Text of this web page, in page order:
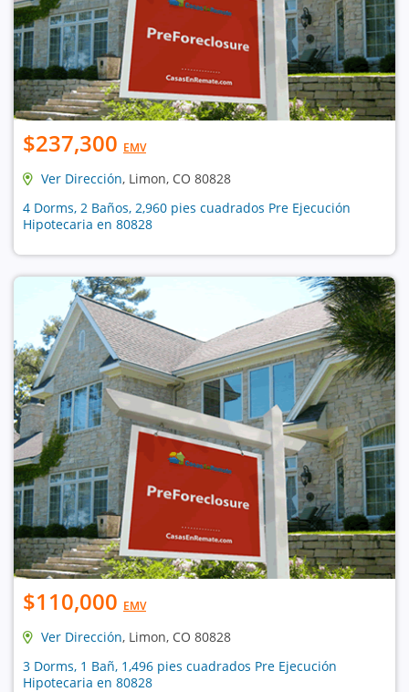
$237,300 EMV
Ver Dirección, Limon, CO 80828
4 Dorms, 2 Baños, 2,960 pies cuadrados Pre Ejecución
Hipotecaria en 80828
$110,000 EMV
Ver Dirección, Limon, CO 80828
3 Dorms, 1 Bañ, 1,496 pies cuadrados Pre Ejecución
Hipotecaria en 80828